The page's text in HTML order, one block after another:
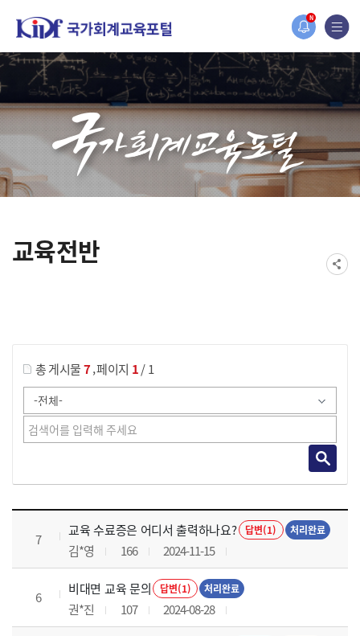
N
홈페이지가 새롭게 개편되었습니다.
한국조세재정연구원홈페이지가 새롭게 개설되었습니다.
교육전반
총 게시물7,페이지 1/ 1
교육전반 목록 으로 번호, 제목, 작성자, 조회수, 등록 일로 나열 되고 있습니다.
7
교육 수료증은 어디서 출력하나요? 답변(1) 처리완료
김*영 166 2024-11-15
6
비대면 교육 문의 답변(1) 처리완료
권*진 107 2024-08-28